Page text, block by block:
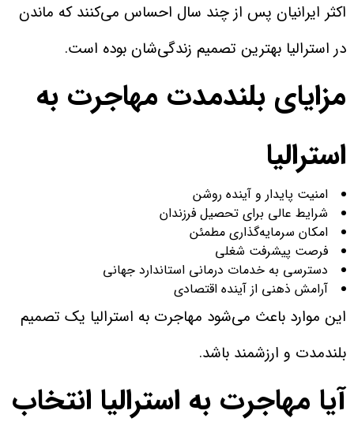
اکثر ایرانیان پس از چند سال احساس می‌کنند که ماندن
در استرالیا بهترین تصمیم زندگی‌شان بوده است.
مزایای بلندمدت مهاجرت به
استرالیا
امنیت پایدار و آینده روشن
شرایط عالی برای تحصیل فرزندان
امکان سرمایه‌گذاری مطمئن
فرصت پیشرفت شغلی
دسترسی به خدمات درمانی استاندارد جهانی
آرامش ذهنی از آینده اقتصادی
این موارد باعث می‌شود مهاجرت به استرالیا یک تصمیم
بلندمدت و ارزشمند باشد.
آیا مهاجرت به استرالیا انتخاب